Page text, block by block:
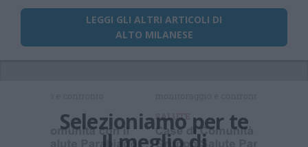
LEGGI GLI ALTRI ARTICOLI DI
ALTO MILANESE
Selezioniamo per te